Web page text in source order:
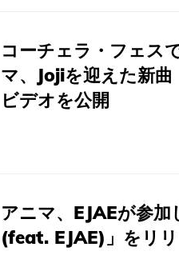
コーチェラ・フェス
マ、Jojiを迎えた新
ビデオを公開
アニマ、EJAEが参
(feat. EJAE)」をリ